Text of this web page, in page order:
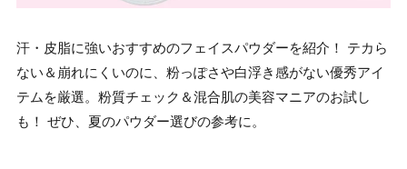
汗・皮脂に強いおすすめのフェイスパウダーを紹介！ テカら
ない＆崩れにくいのに、粉っぽさや白浮き感がない優秀アイ
テムを厳選。粉質チェック＆混合肌の美容マニアのお試し
も！ ぜひ、夏のパウダー選びの参考に。